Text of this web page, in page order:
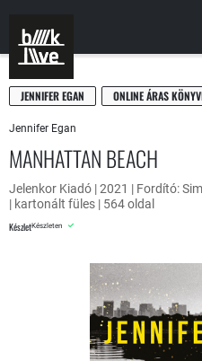
JENNIFER EGAN ONLINE ÁRAS
Jennifer Egan
MANHATTAN BEACH
Jelenkor Kiadó | 2021 | Fordító:
| kartonált füles | 564 oldal
KészletKészleten